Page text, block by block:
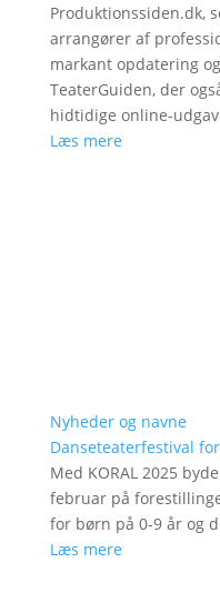
Produktionssiden.dk,
arrangører af
markant opdatering
TeaterGuiden, der
hidtidige online-
Læs mere
Nyheder og navne
Danseteaterfestival
Med KORAL 2025
februar på
for børn på 0-9 år og
Læs mere